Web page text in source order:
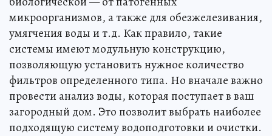
микроорганизмов, а также для обезжелезивания,
умягчения воды и т.д. Как правило, такие
системы имеют модульную конструкцию,
позволяющую установить нужное количество
фильтров определенного типа. Но вначале важно
провести анализ воды, которая поступает в ваш
загородный дом. Это позволит выбрать наиболее
подходящую систему водоподготовки и очистки.